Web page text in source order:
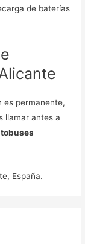
de baterías
es permanente,
llamar antes a
España.